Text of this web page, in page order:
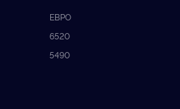
ЕВРО
6520
5490